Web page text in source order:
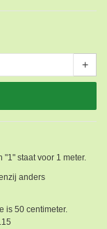
+
"1" staat voor 1 meter.
anders
is 50 centimeter.